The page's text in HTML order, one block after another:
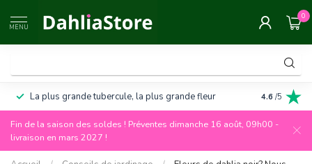
MENU
0
La plus grande tubercule, la plus grande fleur Garantie
4.6 /5
Fin de la saison des soldes ! Préventes dimanche 16 août, 09h00 -
livraison en mars 2027 !